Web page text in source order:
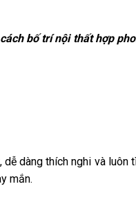
bố trí nội thất hợp
dàng thích nghi và luôn
mắn.